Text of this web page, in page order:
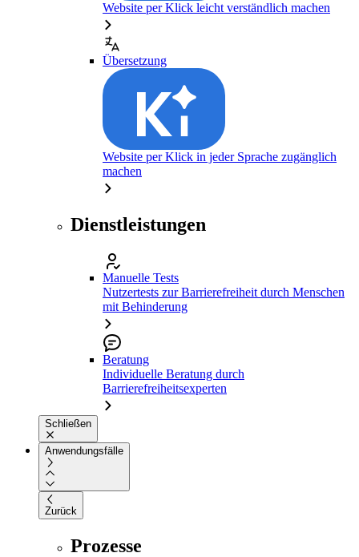
Website per Klick leicht verständlich machen
Übersetzung
Website per Klick in jeder Sprache zugänglich
machen
Dienstleistungen
Manuelle Tests
Nutzertests zur Barrierefreiheit durch Menschen
mit Behinderung
Beratung
Individuelle Beratung durch
Barrierefreiheitsexperten
Schließen
Anwendungsfälle
Zurück
Prozesse